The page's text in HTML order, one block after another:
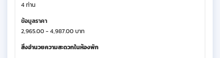
4 ท่าน
ข้อมูลราคา
2,965.00 - 4,987.00 บาท
สิ่งอำนวยความสะดวกในห้องพัก